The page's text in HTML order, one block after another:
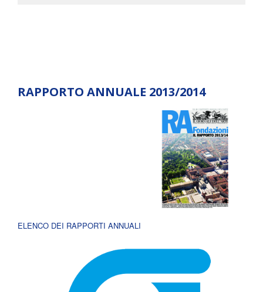
RAPPORTO ANNUALE 2013/2014
ELENCO DEI RAPPORTI ANNUALI